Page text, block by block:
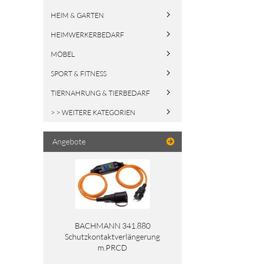
HEIM & GARTEN
HEIMWERKERBEDARF
MÖBEL
SPORT & FITNESS
TIERNAHRUNG & TIERBEDARF
> > WEITERE KATEGORIEN
Angebote
BACHMANN 341.880
Schutzkontaktverlängerung
m.PRCD